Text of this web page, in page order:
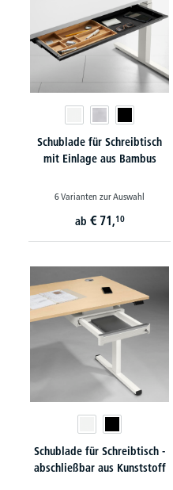
Schublade für Schreibtisch
mit Einlage aus Bambus
6 Varianten zur Auswahl
ab € 71,10
Schublade für Schreibtisch -
abschließbar aus Kunststoff